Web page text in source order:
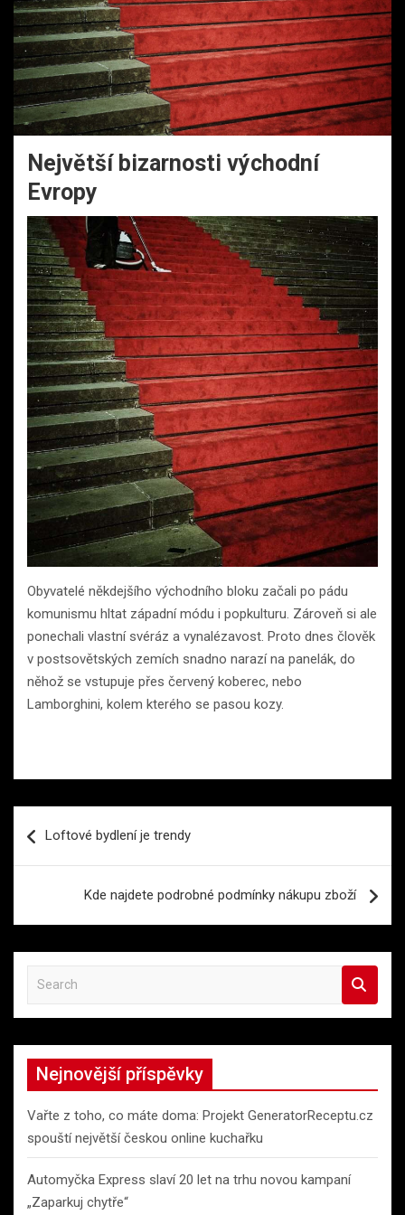
Největší bizarnosti východní
Evropy
Obyvatelé někdejšího východního bloku začali po pádu
komunismu hltat západní módu i popkulturu. Zároveň si ale
ponechali vlastní svéráz a vynalézavost. Proto dnes člověk
v postsovětských zemích snadno narazí na panelák, do
něhož se vstupuje přes červený koberec, nebo
Lamborghini, kolem kterého se pasou kozy.
proLoftové bydlení je trendy
Kde najdete podrobné podmínky nákupu zboží
a
r
h
Nejnovější příspěvky
Vařte z toho, co máte doma: Projekt GeneratorReceptu.cz
spouští největší českou online kuchařku
Automyčka Express slaví 20 let na trhu novou kampaní
„Zaparkuj chytře“